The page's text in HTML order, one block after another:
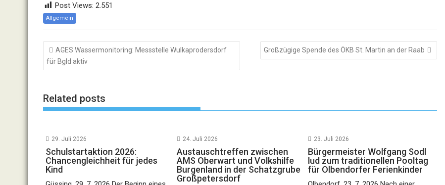
Post Views: 2.551
Allgemein
Beitragsnavigation
AGES Wassermonitoring: Messstelle Wulkaprodersdorf
für Bgld aktiv
Großzügige Spende des ÖKB St. Martin an der Raab
Related posts
29. Juli 2026
Schulstartaktion 2026:
Chancengleichheit für jedes
Kind
24. Juli 2026
Austauschtreffen zwischen
AMS Oberwart und Volkshilfe
Burgenland in der Schatzgrube
Großpetersdorf
23. Juli 2026
Bürgermeister Wolfgang Sodl
lud zum traditionellen Pooltag
für Olbendorfer Ferienkinder